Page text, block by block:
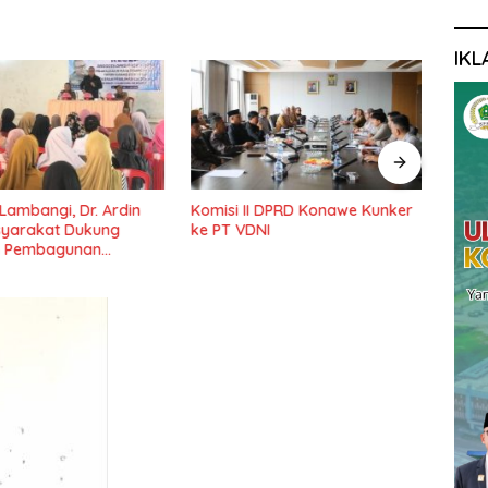
Dr. Ardin
Dukung
Komisi II DPRD Konawe Kunker
ke PT VDNI